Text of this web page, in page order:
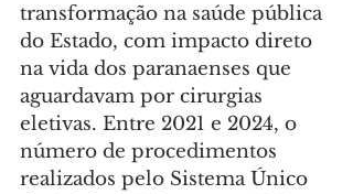
transformação na saúde pública
do Estado, com impacto direto
na vida dos paranaenses que
aguardavam por cirurgias
eletivas. Entre 2021 e 2024, o
número de procedimentos
realizados pelo Sistema Único